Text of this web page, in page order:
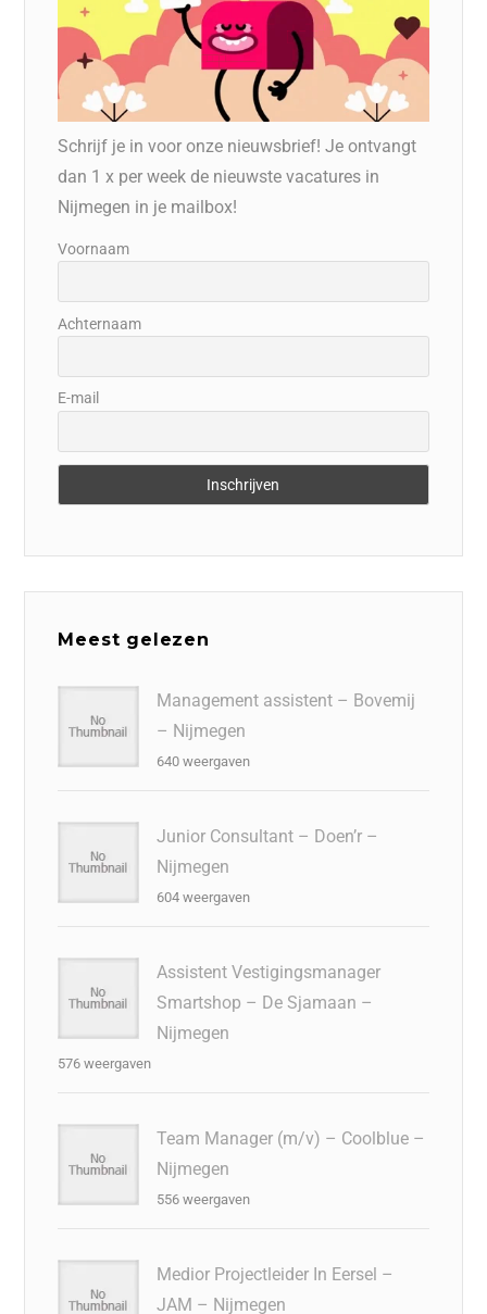
Schrijf je in voor onze nieuwsbrief! Je ontvangt
dan 1 x per week de nieuwste vacatures in
Nijmegen in je mailbox!
Voornaam
Achternaam
E-mail
Meest gelezen
Management assistent – Bovemij
– Nijmegen
640 weergaven
Junior Consultant – Doen’r –
Nijmegen
604 weergaven
Assistent Vestigingsmanager
Smartshop – De Sjamaan –
Nijmegen
576 weergaven
Team Manager (m/v) – Coolblue –
Nijmegen
556 weergaven
Medior Projectleider In Eersel –
JAM – Nijmegen